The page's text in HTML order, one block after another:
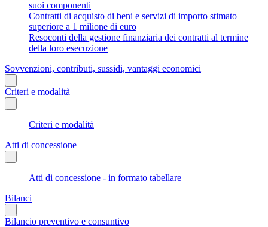
suoi componenti
Contratti di acquisto di beni e servizi di importo stimato
superiore a 1 milione di euro
Resoconti della gestione finanziaria dei contratti al termine
della loro esecuzione
Sovvenzioni, contributi, sussidi, vantaggi economici
Criteri e modalità
Criteri e modalità
Atti di concessione
Atti di concessione - in formato tabellare
Bilanci
Bilancio preventivo e consuntivo